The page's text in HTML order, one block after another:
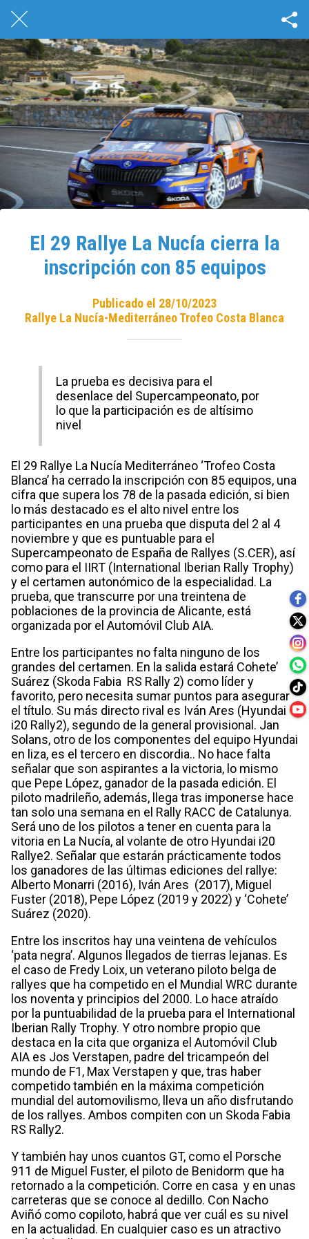
El 29 Rallye La Nucía cierra la
inscripción con 85 equipos
Publicado el 28/10/2023
Rallye La Nucía-Mediterráneo Trofeo Costa Blanca
La prueba es decisiva para el
desenlace del Supercampeonato, por
lo que la participación es de altísimo
nivel
El 29 Rallye La Nucía Mediterráneo ‘Trofeo Costa
Blanca’ ha cerrado la inscripción con 85 equipos, una
cifra que supera los 78 de la pasada edición, si bien
lo más destacado es el alto nivel entre los
participantes en una prueba que disputa del 2 al 4
noviembre y que es puntuable para el
Supercampeonato de España de Rallyes (S.CER), así
como para el IIRT (International Iberian Rally Trophy)
y el certamen autonómico de la especialidad. La
prueba, que transcurre por una treintena de
poblaciones de la provincia de Alicante, está
organizada por el Automóvil Club AIA.
Entre los participantes no falta ninguno de los
grandes del certamen. En la salida estará Cohete’
Suárez (Skoda Fabia RS Rally 2) como líder y
favorito, pero necesita sumar puntos para asegurar
el título. Su más directo rival es Iván Ares (Hyundai
i20 Rally2), segundo de la general provisional. Jan
Solans, otro de los componentes del equipo Hyundai
en liza, es el tercero en discordia.. No hace falta
señalar que son aspirantes a la victoria, lo mismo
que Pepe López, ganador de la pasada edición. El
piloto madrileño, además, llega tras imponerse hace
tan solo una semana en el Rally RACC de Catalunya.
Será uno de los pilotos a tener en cuenta para la
vitoria en La Nucía, al volante de otro Hyundai i20
Rallye2. Señalar que estarán prácticamente todos
los ganadores de las últimas ediciones del rallye:
Alberto Monarri (2016), Iván Ares (2017), Miguel
Fuster (2018), Pepe López (2019 y 2022) y ‘Cohete’
Suárez (2020).
Entre los inscritos hay una veintena de vehículos
‘pata negra’. Algunos llegados de tierras lejanas. Es
el caso de Fredy Loix, un veterano piloto belga de
rallyes que ha competido en el Mundial WRC durante
los noventa y principios del 2000. Lo hace atraído
por la puntuabilidad de la prueba para el International
Iberian Rally Trophy. Y otro nombre propio que
destaca en la cita que organiza el Automóvil Club
AIA es Jos Verstapen, padre del tricampeón del
mundo de F1, Max Verstapen y que, tras haber
competido también en la máxima competición
mundial del automovilismo, lleva un año disfrutando
de los rallyes. Ambos compiten con un Skoda Fabia
RS Rally2.
Y también hay unos cuantos GT, como el Porsche
911 de Miguel Fuster, el piloto de Benidorm que ha
retornado a la competición. Corre en casa y en unas
carreteras que se conoce al dedillo. Con Nacho
Aviñó como copiloto, habrá que ver cuál es su nivel
en la actualidad. En cualquier caso es un atractivo